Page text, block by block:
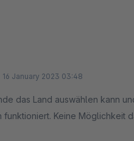
16 January 2023 03:48
das Land auswählen kann
Keine Möglichkeit